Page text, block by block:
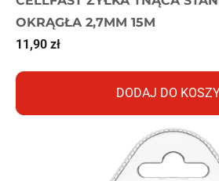
OKRĄGŁA 2,7MM 15M
11,90 zł
DODAJ DO